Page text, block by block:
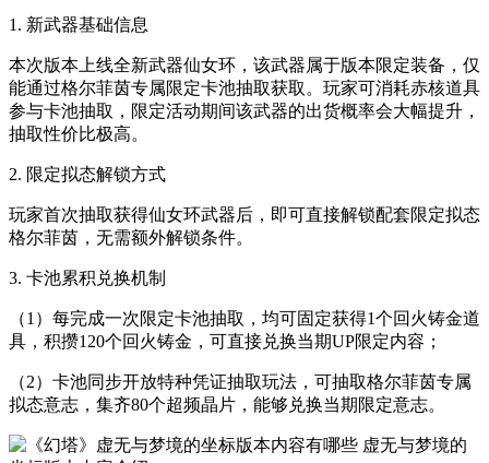
1. 新武器基础信息
本次版本上线全新武器仙女环，该武器属于版本限定装备，仅
能通过格尔菲茵专属限定卡池抽取获取。玩家可消耗赤核道具
参与卡池抽取，限定活动期间该武器的出货概率会大幅提升，
抽取性价比极高。
2. 限定拟态解锁方式
玩家首次抽取获得仙女环武器后，即可直接解锁配套限定拟态
格尔菲茵，无需额外解锁条件。
3. 卡池累积兑换机制
（1）每完成一次限定卡池抽取，均可固定获得1个回火铸金道
具，积攒120个回火铸金，可直接兑换当期UP限定内容；
（2）卡池同步开放特种凭证抽取玩法，可抽取格尔菲茵专属
拟态意志，集齐80个超频晶片，能够兑换当期限定意志。